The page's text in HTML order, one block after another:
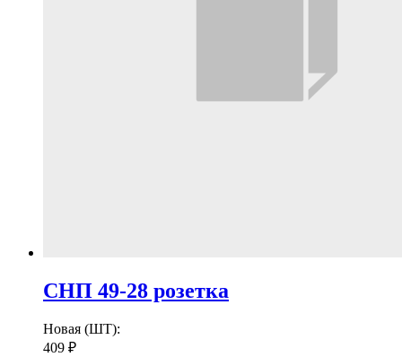
СНП 49-28 розетка
Новая (ШТ):
409 ₽